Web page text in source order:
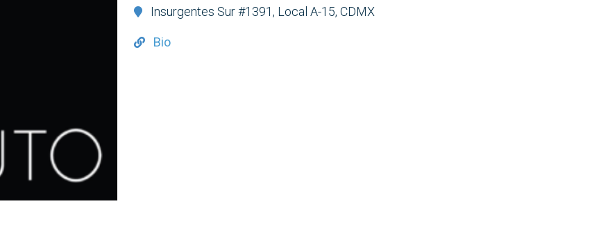
Insurgentes Sur #1391, Local A-15, CDMX
Bio